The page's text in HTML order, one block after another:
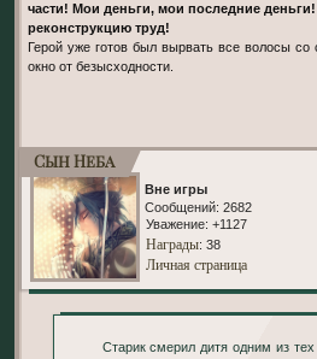
части! Мои деньги, мои последние
реконструкцию труд!
Герой уже готов был вырвать все волосы со
окно от безысходности.
Сын Неба
Вне игры
Сообщений: 2682
Уважение: +1127
Награды: 38
Личная страница
Старик смерил дитя одним из тех взглядов, которым